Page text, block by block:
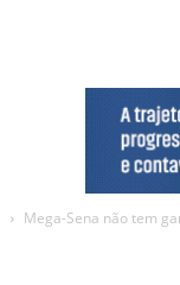
Mega-Sena não tem